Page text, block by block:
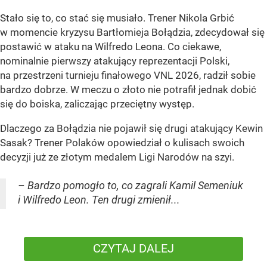
Stało się to, co stać się musiało. Trener Nikola Grbić
w momencie kryzysu Bartłomieja Bołądzia, zdecydował się
postawić w ataku na Wilfredo Leona. Co ciekawe,
nominalnie pierwszy atakujący reprezentacji Polski,
na przestrzeni turnieju finałowego VNL 2026, radził sobie
bardzo dobrze. W meczu o złoto nie potrafił jednak dobić
się do boiska, zaliczając przeciętny występ.
Dlaczego za Bołądzia nie pojawił się drugi atakujący Kewin
Sasak? Trener Polaków opowiedział o kulisach swoich
decyzji już ze złotym medalem Ligi Narodów na szyi.
– Bardzo pomogło to, co zagrali Kamil Semeniuk
i Wilfredo Leon. Ten drugi zmienił...
CZYTAJ DALEJ